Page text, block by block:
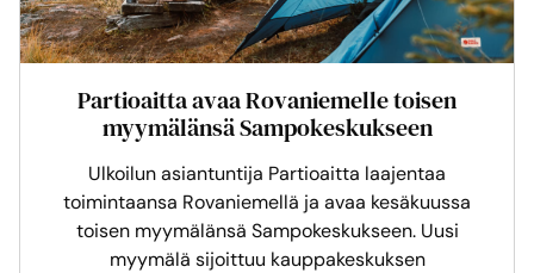
Partioaitta avaa Rovaniemelle toisen
myymälänsä Sampokeskukseen
Ulkoilun asiantuntija Partioaitta laajentaa
toimintaansa Rovaniemellä ja avaa kesäkuussa
toisen myymälänsä Sampokeskukseen. Uusi
myymälä sijoittuu kauppakeskuksen